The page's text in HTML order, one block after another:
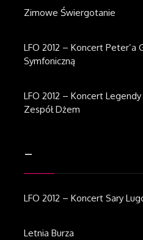
Zimowe Świergotanie
LFO 2012 – Koncert Peter’a
Symfoniczną
LFO 2012 – Koncert
Zespół Dżem
–
LFO 2012 – Koncert Sary
Letnia Burza